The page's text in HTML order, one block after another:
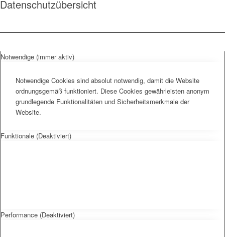
Datenschutzübersicht
Notwendige (immer aktiv)
Notwendige Cookies sind absolut notwendig, damit die Website
ordnungsgemäß funktioniert. Diese Cookies gewährleisten anonym
grundlegende Funktionalitäten und Sicherheitsmerkmale der
Website.
Funktionale (Deaktiviert)
Performance (Deaktiviert)